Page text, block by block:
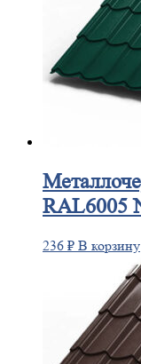
RAL6005
236 ₽ В корзину